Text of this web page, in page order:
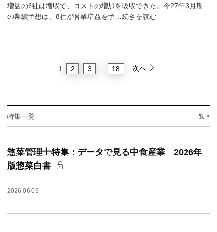
増益の6社は増収で、コストの増加を吸収できた。今27年3月期
の業績予想は、8社が営業増益を予…続きを読む
1 2 3 18 次へ
特集一覧 一覧 >
惣菜管理士特集：データで見る中食産業 2026年
版惣菜白書
2026.06.09